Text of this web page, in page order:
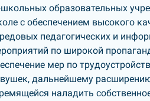
образовательных
с обеспечением высокого
педагогических и
по широкой
мер по
дальнейшему
наладить